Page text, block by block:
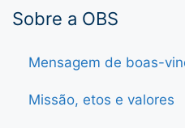
Sobre a OBS
Mensagem de boas-
Missão, etos e valores